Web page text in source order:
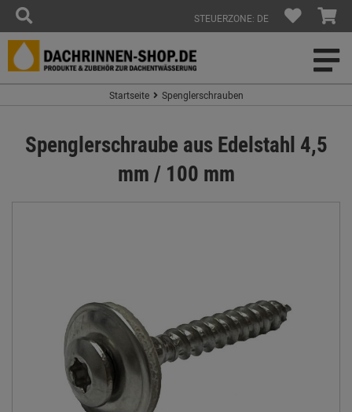
STEUERZONE: DE
Startseite Spenglerschrauben
Spenglerschraube aus Edelstahl 4,5
mm / 100 mm